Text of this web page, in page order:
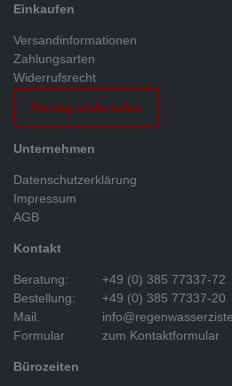
Einkaufen
Versandinformationen
Zahlungsarten
Widerrufsrecht
Vertrag widerrufen
Unternehmen
Datenschutzerklärung
Impressum
AGB
Kontakt
Beratung:
+49 (0) 385 77337-72
Bestellung:
+49 (0) 385 77337-20
Mail.
Formular
zum Kontaktformular
Bürozeiten